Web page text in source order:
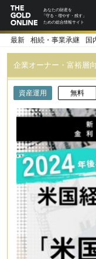
あなたの財産を
「守る・増やす・残す」
ための総合情報サイト
最新 相続・事業承継 国
企業オーナー・富裕層
資産運用 無料